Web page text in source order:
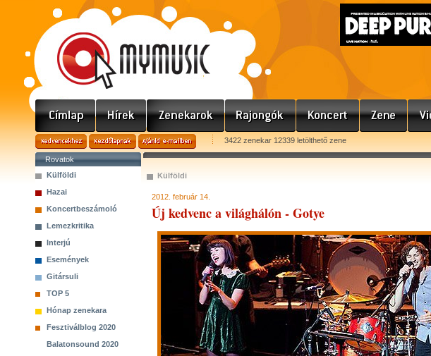
3422 zenekar 12339 letölthető zene
Rovatok
Külföldi
Hazai
Koncertbeszámoló
Lemezkritika
Interjú
Események
Gitársuli
TOP 5
Hónap zenekara
Fesztiválblog 2020
Balatonsound 2020
Külföldi
2012. február 14.
Új kedvenc a világhálón - Gotye